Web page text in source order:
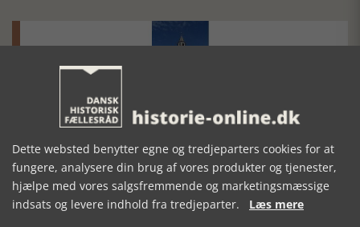
Historisk festival i Faaborg
oktober - 1. november 2026
Dette websted benytter egne og tredjeparters cookies for at
fungere, analysere din brug af vores produkter og tjenester,
hjælpe med vores salgsfremmende og marketingsmæssige
indsats og levere indhold fra tredjeparter. Læs mere